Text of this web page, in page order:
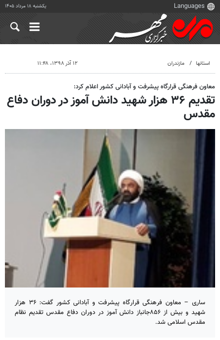
یکشنبه ۱۸ مرداد ۱۴۰۵
استانها مازندران ۱۲ آذر ۱۳۹۸، ۱۱:۴۸
معاون فرهنگی قرارگاه پیشرفت و آبادانی کشور اعلام کرد:
تقدیم ۳۶ هزار شهید دانش آموز در دوران دفاع
مقدس
ساری – معاون فرهنگی قرارگاه پیشرفت و آبادانی کشور گفت: ۳۶ هزار
شهید و بیش از ۸۵۶جانباز دانش آموز در دوران دفاع مقدس تقدیم نظام
مقدس اسلامی شد.